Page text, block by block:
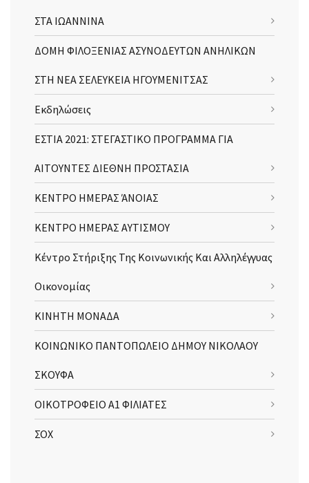
ΣΤΑ ΙΩΑΝΝΙΝΑ
ΔΟΜΗ ΦΙΛΟΞΕΝΙΑΣ ΑΣΥΝΟΔΕΥΤΩΝ ΑΝΗΛΙΚΩΝ
ΣΤΗ ΝΕΑ ΣΕΛΕΥΚΕΙΑ ΗΓΟΥΜΕΝΙΤΣΑΣ
Εκδηλώσεις
ΕΣΤΙΑ 2021: ΣΤΕΓΑΣΤΙΚΟ ΠΡΟΓΡΑΜΜΑ ΓΙΑ
ΑΙΤΟΥΝΤΕΣ ΔΙΕΘΝΗ ΠΡΟΣΤΑΣΙΑ
ΚΕΝΤΡΟ ΗΜΕΡΑΣ ΆΝΟΙΑΣ
ΚΕΝΤΡΟ ΗΜΕΡΑΣ ΑΥΤΙΣΜΟΥ
Κέντρο Στήριξης Της Κοινωνικής Και Αλληλέγγυας
Οικονομίας
ΚΙΝΗΤΗ ΜΟΝΑΔΑ
ΚΟΙΝΩΝΙΚΟ ΠΑΝΤΟΠΩΛΕΙΟ ΔΗΜΟΥ ΝΙΚΟΛΑΟΥ
ΣΚΟΥΦΑ
ΟΙΚΟΤΡΟΦΕΙΟ Α1 ΦΙΛΙΑΤΕΣ
ΣΟΧ